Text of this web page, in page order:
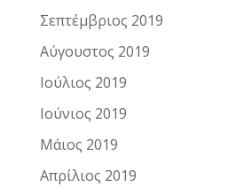
Σεπτέμβριος 2019
Αύγουστος 2019
Ιούλιος 2019
Ιούνιος 2019
Μάιος 2019
Απρίλιος 2019